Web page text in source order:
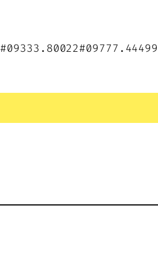
#09333.80022#09777.44499